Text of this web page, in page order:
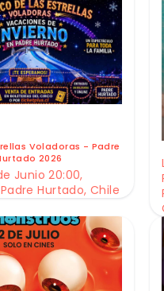
Voladoras - Padre
2026
Junio 20:00,
Hurtado, Chile